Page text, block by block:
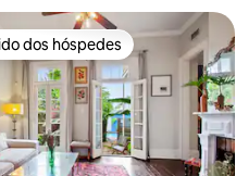
preferidos dos hóspedes
dos hóspedes